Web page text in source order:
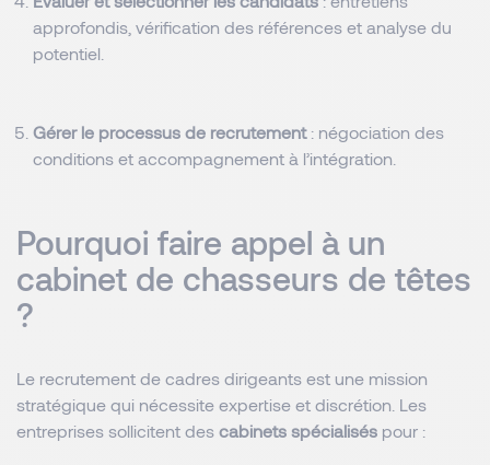
approfondis, vérification des références et analyse du
potentiel.
Gérer le processus de recrutement: négociation des
conditions et accompagnement à l’intégration.
Pourquoi faire appel à un
cabinet de chasseurs de têtes
?
Le recrutement de cadres dirigeants est une mission
stratégique qui nécessite expertise et discrétion. Les
entreprises sollicitent des cabinets spécialisés pour :